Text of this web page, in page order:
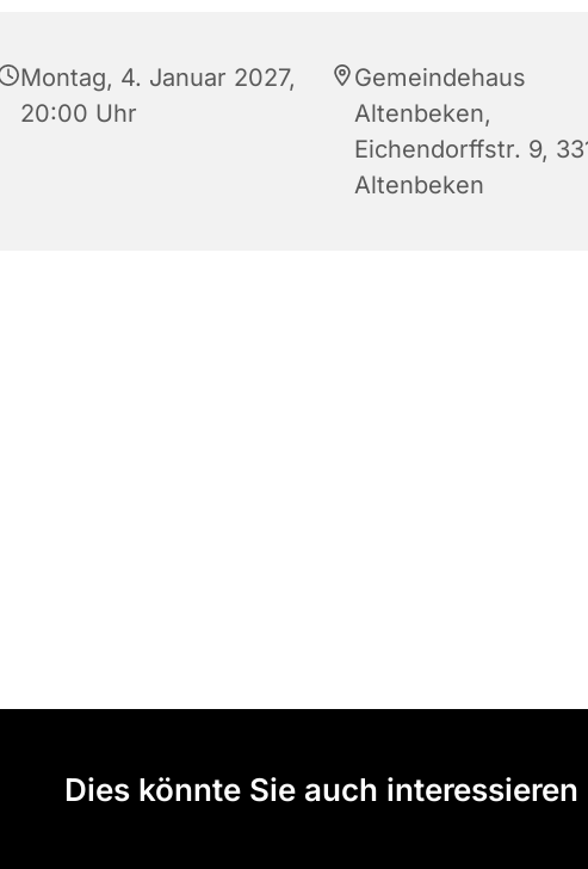
Montag, 4. Januar 2027,
20:00 Uhr
Gemeindehaus
Altenbeken,
Eichendorffstr. 9,
Altenbeken
Dies könnte Sie auch interessieren